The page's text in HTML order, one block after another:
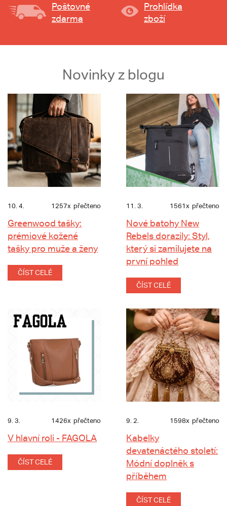
Poštovné
zdarma
Prohlídka
zboží
Novinky z blogu
10. 4. 1257x přečteno
Greenwood tašky:
prémiové kožené
tašky pro muže a ženy
ČÍST CELÉ
11. 3. 1561x přečteno
Nové batohy New
Rebels dorazily: Styl,
který si zamilujete na
první pohled
ČÍST CELÉ
9. 3. 1426x přečteno
V hlavní roli - FAGOLA
ČÍST CELÉ
9. 2. 1598x přečteno
Kabelky
devatenáctého století:
Módní doplněk s
příběhem
ČÍST CELÉ